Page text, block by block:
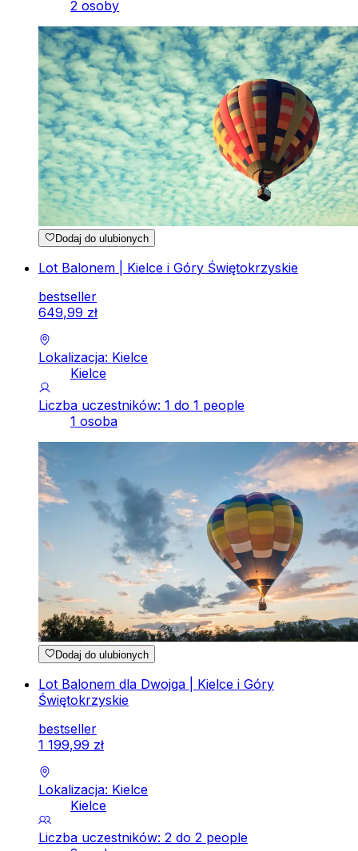
2 osoby
Dodaj do ulubionych
Lot Balonem | Kielce i Góry Świętokrzyskie
bestseller
649,99 zł
Lokalizacja: Kielce
Kielce
Liczba uczestników: 1 do 1 people
1 osoba
Dodaj do ulubionych
Lot Balonem dla Dwojga | Kielce i Góry
Świętokrzyskie
bestseller
1 199,99 zł
Lokalizacja: Kielce
Kielce
Liczba uczestników: 2 do 2 people